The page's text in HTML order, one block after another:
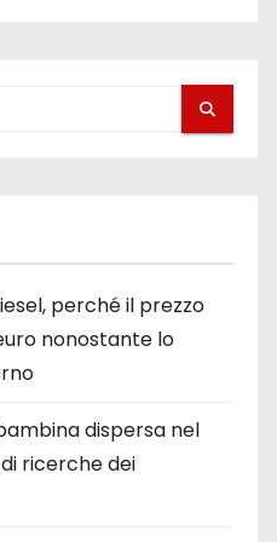
perché il prezzo
nonostante lo
dispersa nel
ricerche dei